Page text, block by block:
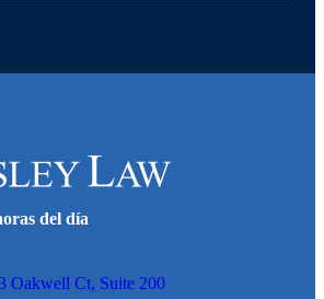
del día
Oakwell Ct, Suite 200